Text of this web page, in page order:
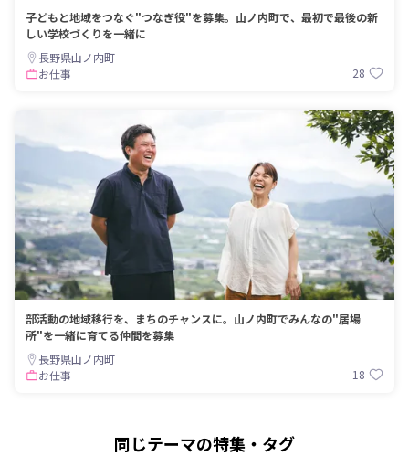
子どもと地域をつなぐ"つなぎ役"を募集。山ノ内町で、最初で最後の新
しい学校づくりを一緒に
長野県山ノ内町
お仕事
28
部活動の地域移行を、まちのチャンスに。山ノ内町でみんなの"居場
所"を一緒に育てる仲間を募集
長野県山ノ内町
お仕事
18
同じテーマの特集・タグ